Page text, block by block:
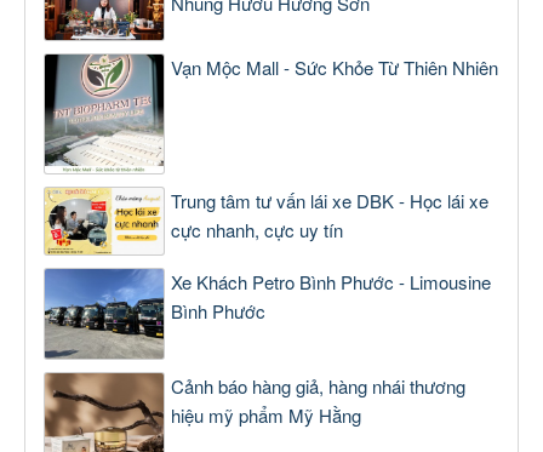
Vạn Mộc Mall - Sức Khỏe Từ Thiên Nhiên
Trung tâm tư vấn lái xe DBK - Học lái xe
cực nhanh, cực uy tín
Xe Khách Petro Bình Phước - Limousine
Bình Phước
Cảnh báo hàng giả, hàng nhái thương
hiệu mỹ phẩm Mỹ Hằng